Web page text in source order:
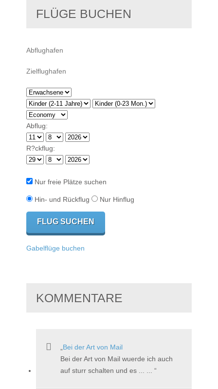
FLÜGE BUCHEN
Abflug:
R?ckflug:
Nur freie Plätze suchen
Hin- und Rückflug Nur Hinflug
Gabelflüge buchen
KOMMENTARE
Bei der Art von Mail
Bei der Art von Mail wuerde ich auch
auf sturr schalten und es ... ...